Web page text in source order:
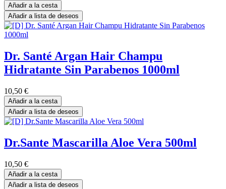
Añadir a la cesta
Añadir a lista de deseos
Dr. Santé Argan Hair Champu
Hidratante Sin Parabenos 1000ml
10,50 €
Añadir a la cesta
Añadir a lista de deseos
Dr.Sante Mascarilla Aloe Vera 500ml
10,50 €
Añadir a la cesta
Añadir a lista de deseos